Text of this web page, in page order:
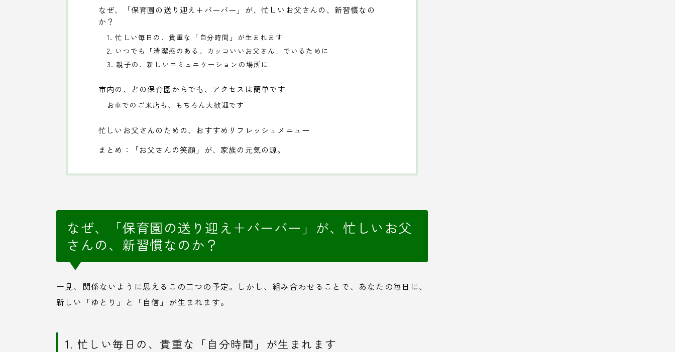
なぜ、「保育園の送り迎え＋バーバー」が、忙しいお父さんの、新習慣なの
か？
1. 忙しい毎日の、貴重な「自分時間」が生まれます
2. いつでも「清潔感のある、カッコいいお父さん」でいるために
3. 親子の、新しいコミュニケーションの場所に
市内の、どの保育園からでも、アクセスは簡単です
お車でのご来店も、もちろん大歓迎です
忙しいお父さんのための、おすすめリフレッシュメニュー
まとめ：「お父さんの笑顔」が、家族の元気の源。
なぜ、「保育園の送り迎え＋バーバー」が、忙しいお父
さんの、新習慣なのか？
一見、関係ないように思えるこの二つの予定。しかし、組み合わせることで、あなたの毎日に、
新しい「ゆとり」と「自信」が生まれます。
1. 忙しい毎日の、貴重な「自分時間」が生まれます